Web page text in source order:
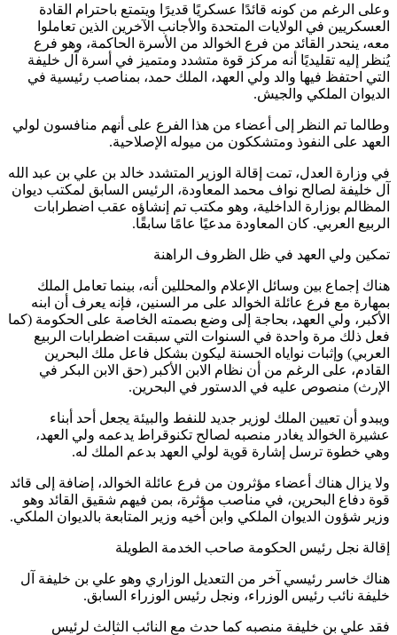
وعلى الرغم من كونه قائدًا عسكريًا قديرًا ويتمتع باحترام القادة
العسكريين في الولايات المتحدة والأجانب الآخرين الذين تعاملوا
معه، ينحدر القائد من فرع الخوالد من الأسرة الحاكمة، وهو فرع
يُنظر إليه تقليديًا أنه مركز قوة متشدد ومتميز في أسرة آل خليفة
التي احتفظ فيها والد ولي العهد، الملك حمد، بمناصب رئيسية في
الديوان الملكي والجيش.
وطالما تم النظر إلى أعضاء من هذا الفرع على أنهم منافسون لولي
العهد على النفوذ ومتشككون من ميوله الإصلاحية.
في وزارة العدل، تمت إقالة الوزير المتشدد خالد بن علي بن عبد الله
آل خليفة لصالح نواف محمد المعاودة، الرئيس السابق لمكتب ديوان
المظالم بوزارة الداخلية، وهو مكتب تم إنشاؤه عقب اضطرابات
الربيع العربي. كان المعاودة مدعيًا عامًا سابقًا.
تمكين ولي العهد في ظل الظروف الراهنة
هناك إجماع بين وسائل الإعلام والمحللين أنه، بينما تعامل الملك
بمهارة مع فرع عائلة الخوالد على مر السنين، فإنه يعرف أن ابنه
الأكبر، ولي العهد، بحاجة إلى وضع بصمته الخاصة على الحكومة (كما
فعل ذلك مرة واحدة في السنوات التي سبقت اضطرابات الربيع
العربي) وإثبات نواياه الحسنة ليكون بشكل فاعل ملك البحرين
القادم، على الرغم من أن نظام الابن الأكبر (حق الابن البكر في
الإرث) منصوص عليه في الدستور في البحرين.
ويبدو أن تعيين الملك لوزير جديد للنفط والبيئة يجعل أحد أبناء
عشيرة الخوالد يغادر منصبه لصالح تكنوقراط يدعمه ولي العهد،
وهي خطوة ترسل إشارة قوية لولي العهد بدعم الملك له.
ولا يزال هناك أعضاء مؤثرون من فرع عائلة الخوالد، إضافة إلى قائد
قوة دفاع البحرين، في مناصب مؤثرة، بمن فيهم شقيق القائد وهو
وزير شؤون الديوان الملكي وابن أخيه وزير المتابعة بالديوان الملكي.
إقالة نجل رئيس الحكومة صاحب الخدمة الطويلة
هناك خاسر رئيسي آخر من التعديل الوزاري وهو علي بن خليفة آل
خليفة نائب رئيس الوزراء، ونجل رئيس الوزراء السابق.
فقد علي بن خليفة منصبه كما حدث مع النائب الثالث لرئيس